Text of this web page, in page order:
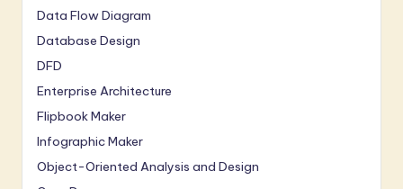
Data Flow Diagram
Database Design
DFD
Enterprise Architecture
Flipbook Maker
Infographic Maker
Object-Oriented Analysis and Design